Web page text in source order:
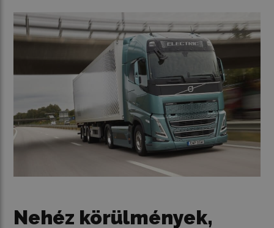
Nehéz körülmények,